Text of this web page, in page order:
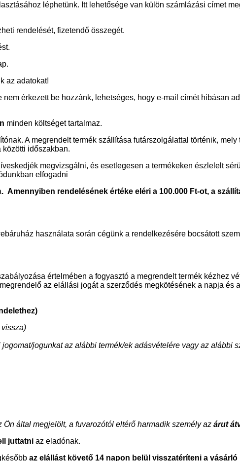
léphetünk. Itt lehetősége van külön számlázási címet
rendelését, fizetendő összegét.
az adatokat!
érkezett be hozzánk, lehetséges, hogy e-mail címét hibásan
minden költséget tartalmaz.
A megrendelt termék szállítása futárszolgálattal történik,
közötti időszakban.
megvizsgálni, és esetlegesen a termékeken észlelelt
elfogadni
. Amennyiben rendelésének értéke eléri a 100.000 Ft-ot, a
használata során cégünk a rendelkezésére bocsátott
értelmében a fogyasztó a megrendelt termék kézhez
az elállási jogát a szerződés megkötésének a napja és
jogunkat az alábbi termék/ek adásvételére vagy az alábbi
által megjelölt, a fuvarozótól eltérő harmadik személy az árut
juttatni az eladónak.
az elállást követő 14 napon belül visszatéríteni a vásárló